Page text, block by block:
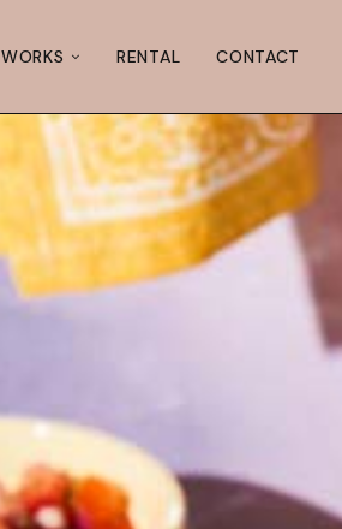
WORKS RENTAL CONTACT